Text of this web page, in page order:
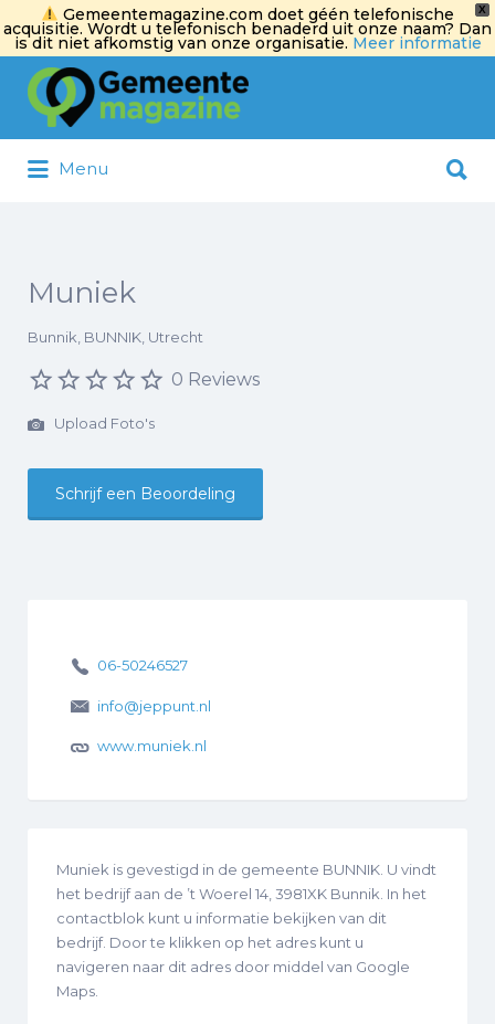
X
Gemeentemagazine.com doet géén telefonische
acquisitie. Wordt u telefonisch benaderd uit onze naam? Dan
is dit niet afkomstig van onze organisatie. Meer informatie
Zoek
naar:
Menu
naar:
Muniek
Bunnik, BUNNIK, Utrecht
0 Reviews
Upload Foto's
Schrijf een Beoordeling
06-50246527
info@jeppunt.nl
www.muniek.nl
Muniek is gevestigd in de gemeente BUNNIK. U vindt
het bedrijf aan de ’t Woerel 14, 3981XK Bunnik. In het
contactblok kunt u informatie bekijken van dit
bedrijf. Door te klikken op het adres kunt u
navigeren naar dit adres door middel van Google
Maps.